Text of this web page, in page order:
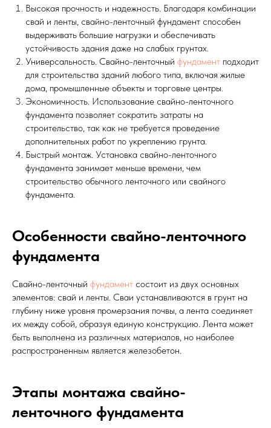
Высокая прочность и надежность. Благодаря комбинации
свай и ленты, свайно-ленточный фундамент способен
выдерживать большие нагрузки и обеспечивать
устойчивость здания даже на слабых грунтах.
Универсальность. Свайно-ленточный фундамент подходит
для строительства зданий любого типа, включая жилые
дома, промышленные объекты и торговые центры.
Экономичность. Использование свайно-ленточного
фундамента позволяет сократить затраты на
строительство, так как не требуется проведение
дополнительных работ по укреплению грунта.
Быстрый монтаж. Установка свайно-ленточного
фундамента занимает меньше времени, чем
строительство обычного ленточного или свайного
фундамента.
Особенности свайно-ленточного
фундамента
Свайно-ленточный фундамент состоит из двух основных
элементов: свай и ленты. Сваи устанавливаются в грунт на
глубину ниже уровня промерзания почвы, а лента соединяет
их между собой, образуя единую конструкцию. Лента может
быть выполнена из различных материалов, но наиболее
распространенным является железобетон.
Этапы монтажа свайно-
ленточного фундамента